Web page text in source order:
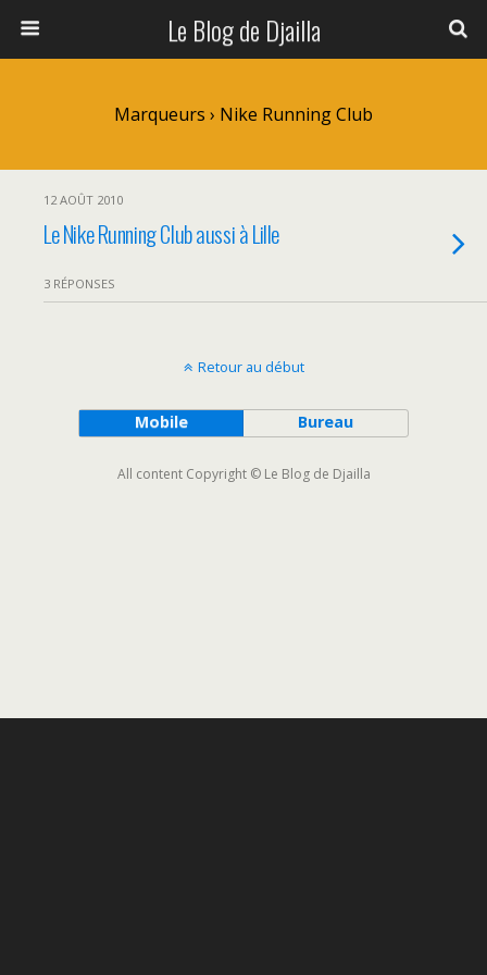
Le Blog de Djailla
Marqueurs › Nike Running Club
12 AOÛT 2010
Le Nike Running Club aussi à Lille
3 RÉPONSES
Retour au début
Mobile Bureau
All content Copyright © Le Blog de Djailla